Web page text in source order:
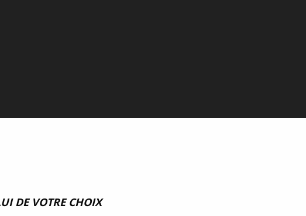
DE VOTRE CHOIX